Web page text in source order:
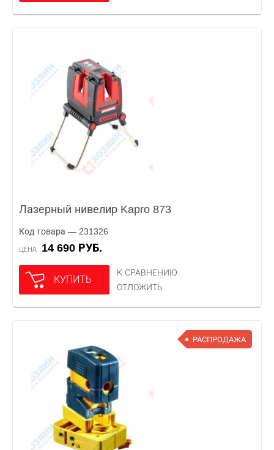
Лазерный нивелир Kapro 873
Код товара — 231326
ЦЕНА 14 690 РУБ.
КУПИТЬ
К СРАВНЕНИЮ
ОТЛОЖИТЬ
РАСПРОДАЖА